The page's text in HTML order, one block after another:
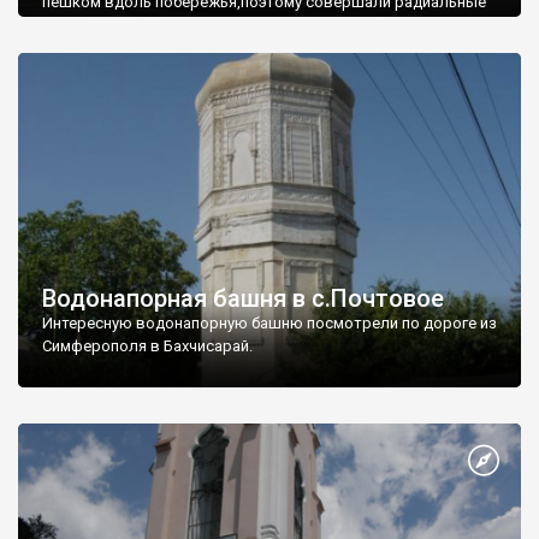
Водонапорная башня в с.Почтовое
Интересную водонапорную башню посмотрели по дороге из
Симферополя в Бахчисарай.